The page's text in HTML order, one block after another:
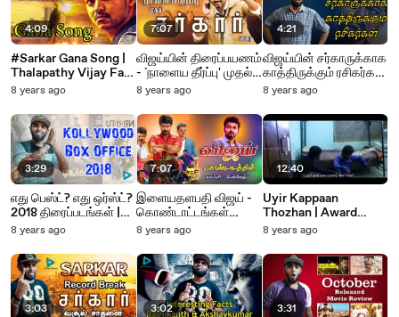
4:09
#Sarkar Gana Song |
Thalapathy Vijay Fan
Song
8 years ago
3:29
எது பெஸ்ட்? எது ஒர்ஸ்ட்?
2018 திரைப்படங்கள் |
Kollywood Box Office
8 years ago
3:03
7:07
விஜய்யின் திரைப்பயணம்
- `நாளைய தீர்ப்பு' முதல்
`சர்கார்' வரை -
8 years ago
7:07
இளையதளபதி விஜய் -
கொண்டாட்டங்கள்
நிறைந்த கம்ப்ளீட்
8 years ago
3:02
4:21
விஜய்யின் சர்காருக்காக
காத்திருக்கும் ரசிகர்கள்
- அடுத்து என்ன
8 years ago
12:40
Uyir Kappaan
Thozhan | Award
Winning Short Film |
8 years ago
3:31